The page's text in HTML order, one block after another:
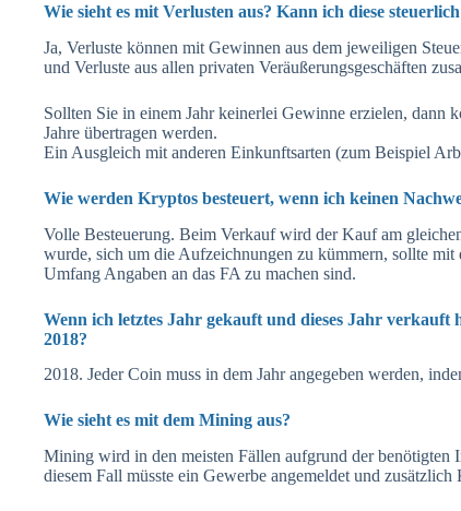
Wie sieht es mit Verlusten aus? Kann ich diese
Ja, Verluste können mit Gewinnen aus dem jeweiligen
und Verluste aus allen privaten Veräußerungsgeschäften
Sollten Sie in einem Jahr keinerlei Gewinne erzielen, dann
Jahre übertragen werden.
Ein Ausgleich mit anderen Einkunftsarten (zum Beispiel
Wie werden Kryptos besteuert, wenn ich keinen
Volle Besteuerung. Beim Verkauf wird der Kauf am
wurde, sich um die Aufzeichnungen zu kümmern, sollte
Umfang Angaben an das FA zu machen sind.
Wenn ich letztes Jahr gekauft und dieses Jahr
2018?
2018. Jeder Coin muss in dem Jahr angegeben werden,
Wie sieht es mit dem Mining aus?
Mining wird in den meisten Fällen aufgrund der benötigten
diesem Fall müsste ein Gewerbe angemeldet und